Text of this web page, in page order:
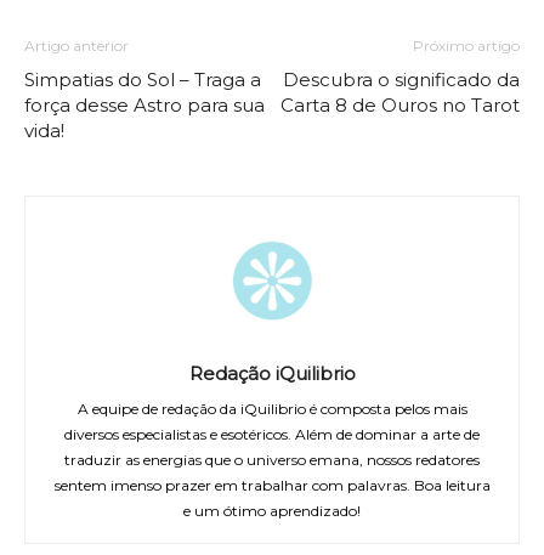
Artigo anterior
Simpatias do Sol – Traga a
força desse Astro para sua
vida!
Próximo artigo
Descubra o significado da
Carta 8 de Ouros no Tarot
Redação iQuilibrio
A equipe de redação da iQuilibrio é composta pelos mais
diversos especialistas e esotéricos. Além de dominar a arte de
traduzir as energias que o universo emana, nossos redatores
sentem imenso prazer em trabalhar com palavras. Boa leitura
e um ótimo aprendizado!